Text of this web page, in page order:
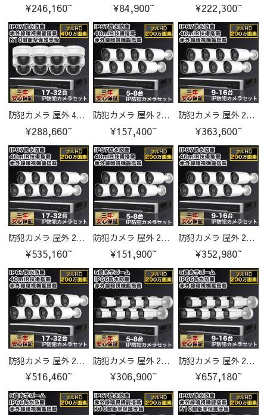
¥246,160~ ¥84,900~ ¥222,300~
防犯カメラ 屋外 400万画素 固定レンズ2.8mm IP67防塵防水 IPカメラ 17-32台セット
¥288,660~
防犯カメラ 屋外 200万画素 固定レンズ2.8mm IP67防塵防水 IPカメラ 5-8台セット
¥157,400~
防犯カメラ 屋外 200万画素 固定レンズ2.8mm IP67防塵防水 IPカメラ 9-17台セット
¥363,600~
防犯カメラ 屋外 200万画素 固定レンズ2.8mm IP67防塵防水 IPカメラ 17-32台セット
¥535,160~
防犯カメラ 屋外 200万画素固定レンズ2.8mm IP67防塵防水 IPカメラ 5-8台セット
¥151,900~
防犯カメラ 屋外 200万画素固定レンズ2.8mm IP67防塵防水 IPカメラ 9-16台セット
¥352,980~
防犯カメラ 屋外 200万画素固定レンズ2.8mm IP67防塵防水 IPカメラ 17-32台セット
¥516,460~
防犯カメラ 屋外 200万画素 光学レンズ搭載 IP66防塵防水 IPカメラ 5-8台セット
¥306,900~
防犯カメラ 屋外 200万画素 光学レンズ搭載 IP66防塵防水 IPカメラ 9-16台セット
¥657,180~